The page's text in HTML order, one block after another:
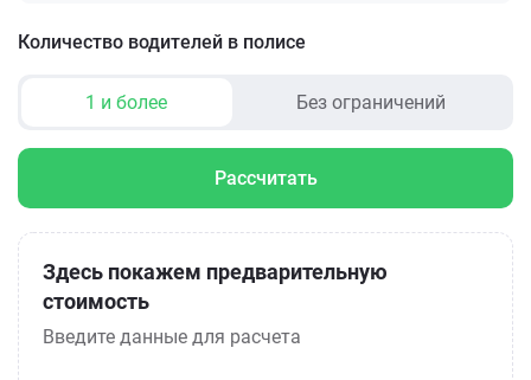
Количество водителей в полисе
1 и более Без ограничений
Рассчитать
Здесь покажем предварительную
стоимость
Введите данные для расчета